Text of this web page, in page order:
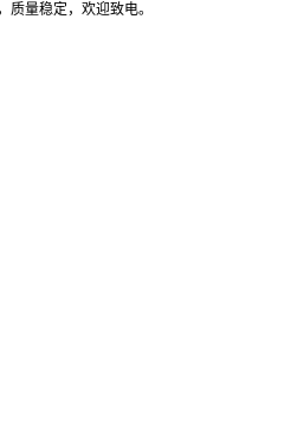
量稳定，欢迎致电。